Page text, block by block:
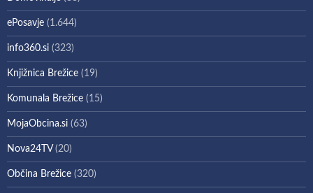
ePosavje (1.644)
info360.si (323)
Knjižnica Brežice (19)
Komunala Brežice (15)
MojaObcina.si (63)
Nova24TV(20)
Občina Brežice (320)